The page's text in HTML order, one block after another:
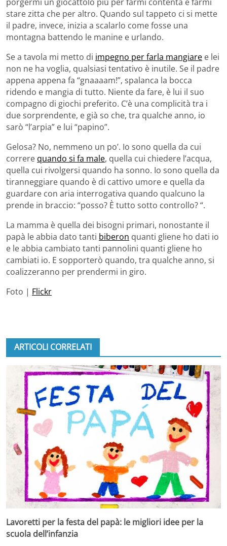
stare zitta che per altro. Quando sul tappeto ci si mette
il padre, invece, inizia a scalarlo come fosse una
montagna battendo le manine e urlando.
Se a tavola mi metto di impegno per farla mangiare e lei
non ne ha voglia, qualsiasi tentativo è inutile. Se il padre
appena appena fa “gnaaaam!”, spalanca la bocca
ridendo e mangia di tutto. Niente da fare, è lui il suo
compagno di giochi preferito. C’è una complicità tra i
due sorprendente, e già so che, tra qualche anno, io
sarò “l’arpia” e lui “papino”.
Gelosa? No, nemmeno un po’. Io sono quella da cui
correre quando si fa male, quella cui chiedere l’acqua,
quella cui rivolgersi quando ha sonno. Io sono quella da
tiranneggiare quando è di cattivo umore e quella da
guardare con aria interrogativa quando qualcuno la
prende in braccio: “posso? È tutto sotto controllo? “.
La mamma è quella dei bisogni primari, nonostante il
papà le abbia dato tanti biberon quanti gliene ho dati io
e le abbia cambiato tanti pannolini quanti gliene ho
cambiati io. E sopporterò quando, tra qualche anno, si
coalizzeranno per prendermi in giro.
Foto | Flickr
ARTICOLI CORRELATI
Lavoretti per la festa del papà: le migliori idee per la
scuola dell’infanzia